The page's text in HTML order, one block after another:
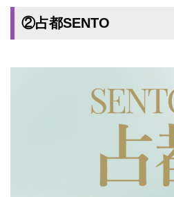
②占都SENTO